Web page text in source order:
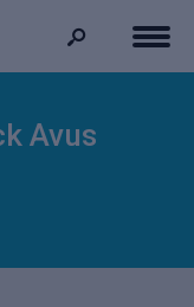
Avus